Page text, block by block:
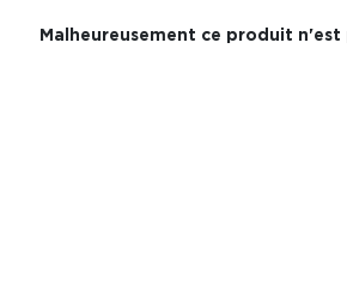
Malheureusement ce produit